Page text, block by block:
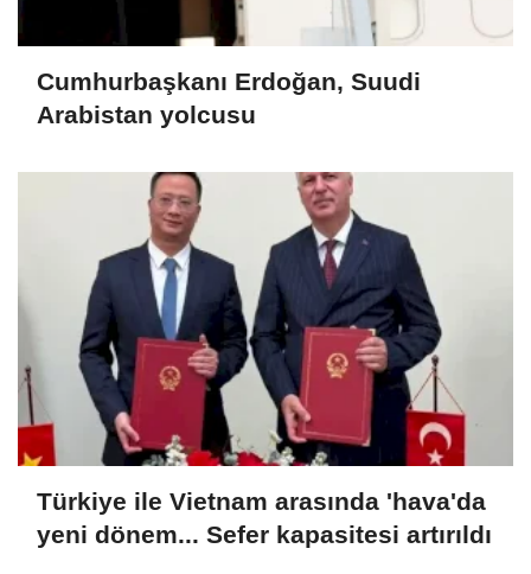
Cumhurbaşkanı Erdoğan, Suudi
Arabistan yolcusu
Türkiye ile Vietnam arasında 'hava'da
yeni dönem... Sefer kapasitesi artırıldı